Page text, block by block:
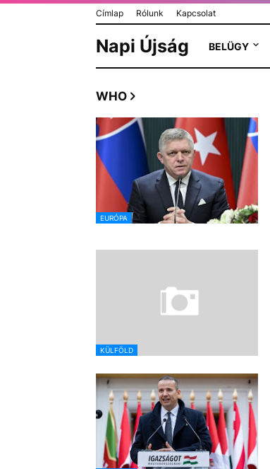
Címlap Rólunk Kapcsolat
Napi Újság BELÜGY
WHO
EURÓPA
KÜLFÖLD